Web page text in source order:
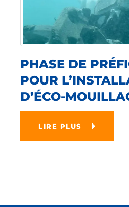
PHASE DE
POUR
D’ÉCO-
LIRE PLUS